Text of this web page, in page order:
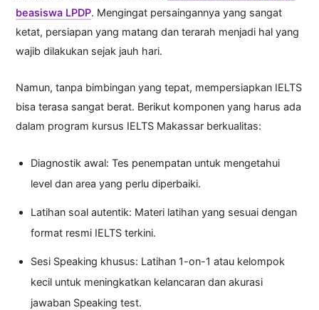
beasiswa LPDP. Mengingat persaingannya yang sangat
ketat, persiapan yang matang dan terarah menjadi hal yang
wajib dilakukan sejak jauh hari.
Namun, tanpa bimbingan yang tepat, mempersiapkan IELTS
bisa terasa sangat berat. Berikut komponen yang harus ada
dalam program kursus IELTS Makassar berkualitas:
Diagnostik awal: Tes penempatan untuk mengetahui
level dan area yang perlu diperbaiki.
Latihan soal autentik: Materi latihan yang sesuai dengan
format resmi IELTS terkini.
Sesi Speaking khusus: Latihan 1-on-1 atau kelompok
kecil untuk meningkatkan kelancaran dan akurasi
jawaban Speaking test.